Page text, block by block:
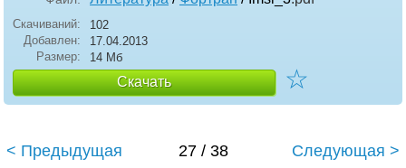
Скачиваний:
102
Добавлен:
17.04.2013
Размер:
14 Мб
Скачать ☆
< Предыдущая 27 / 38 Следующая >